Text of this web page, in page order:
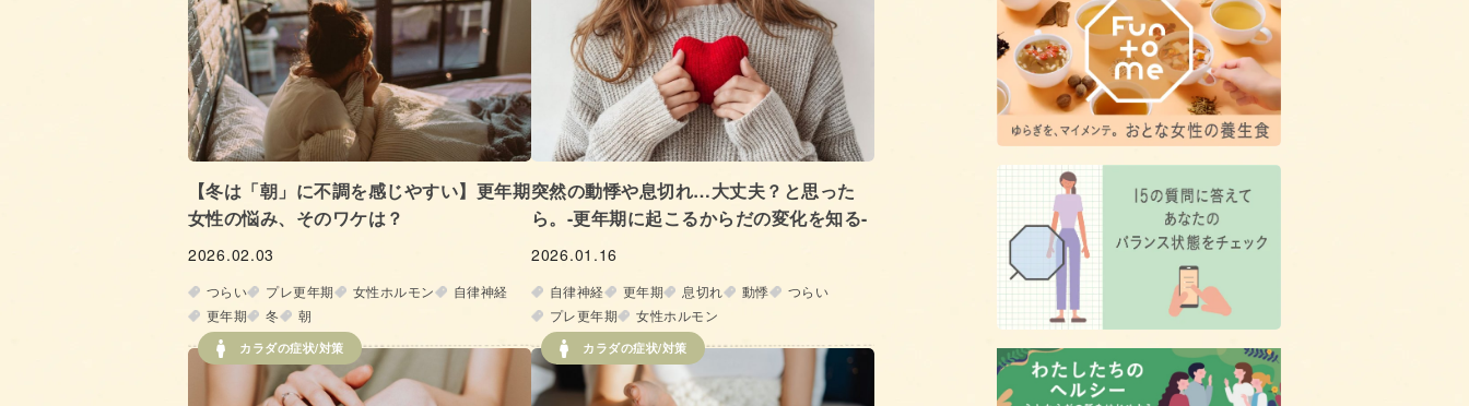
【冬は「朝」に不調を感じやすい】更年期
女性の悩み、そのワケは？
2026.02.03
つらい プレ更年期 女性ホルモン
自律神経
更年期
冬 朝
突然の動悸や息切れ…大丈夫？と思った
ら。-更年期に起こるからだの変化を知る-
2026.01.16
自律神経 更年期 息切れ 動悸
つらい
プレ更年期
女性ホルモン
カラダの症状/対策 カラダの症状/対策